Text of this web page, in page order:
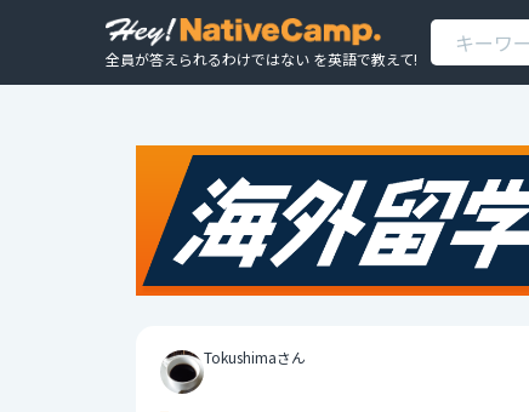
全員が答えられるわけではない を英語で教えて!
Tokushimaさん